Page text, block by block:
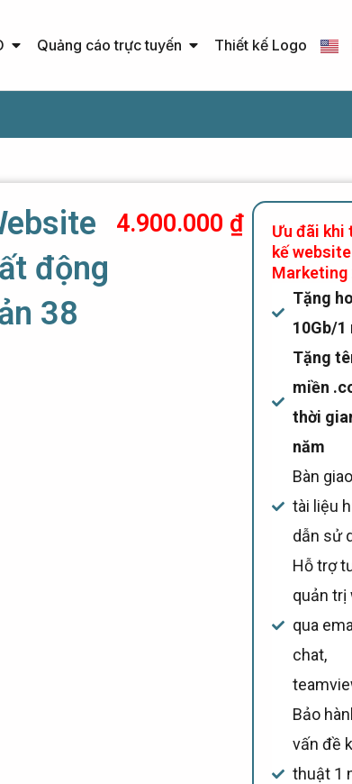
website
Open Dịch vụ SEO
Quảng cáo trực tuyến Open Quảng cáo
Thiết kế Logo
động
38
4.900.000 ₫
Ưu đãi khi
kế
Marketing
Tặng
10Gb/1
Tặng
miền
thời
năm
Bàn
tài liệu
dẫn sử
Hỗ trợ
quản trị
qua
chat,
Bảo
vấn đề
thuật 1